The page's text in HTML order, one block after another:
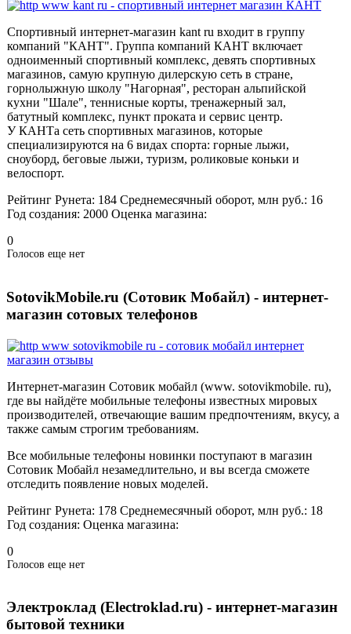
Спортивный интернет-магазин kant ru входит в группу
компаний "КАНТ". Группа компаний КАНТ включает
одноименный спортивный комплекс, девять спортивных
магазинов, самую крупную дилерскую сеть в стране,
горнолыжную школу "Нагорная", ресторан альпийской
кухни "Шале", теннисные корты, тренажерный зал,
батутный комплекс, пункт проката и сервис центр.
У КАНТа сеть спортивных магазинов, которые
специализируются на 6 видах спорта: горные лыжи,
сноуборд, беговые лыжи, туризм, роликовые коньки и
велоспорт.
Рейтинг Рунета: 184 Среднемесячный оборот, млн руб.: 16
Год создания: 2000 Оценка магазина:
0
Голосов еще нет
SotovikMobile.ru (Сотовик Мобайл) - интернет-
магазин сотовых телефонов
Интернет-магазин Сотовик мобайл (www. sotovikmobile. ru),
где вы найдёте мобильные телефоны известных мировых
производителей, отвечающие вашим предпочтениям, вкусу, а
также самым строгим требованиям.
Все мобильные телефоны новинки поступают в магазин
Сотовик Мобайл незамедлительно, и вы всегда сможете
отследить появление новых моделей.
Рейтинг Рунета: 178 Среднемесячный оборот, млн руб.: 18
Год создания: Оценка магазина:
0
Голосов еще нет
Электроклад (Electroklad.ru) - интернет-магазин
бытовой техники